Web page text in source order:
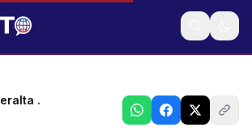
Nahle asegura que ya se
.